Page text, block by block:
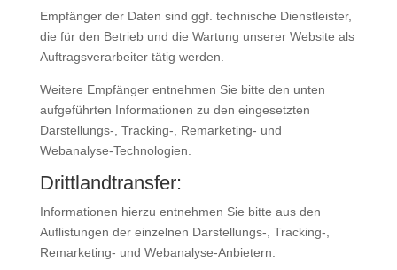
Empfänger der Daten sind ggf. technische Dienstleister,
die für den Betrieb und die Wartung unserer Website als
Auftragsverarbeiter tätig werden.
Weitere Empfänger entnehmen Sie bitte den unten
aufgeführten Informationen zu den eingesetzten
Darstellungs-, Tracking-, Remarketing- und
Webanalyse-Technologien.
Drittlandtransfer:
Informationen hierzu entnehmen Sie bitte aus den
Auflistungen der einzelnen Darstellungs-, Tracking-,
Remarketing- und Webanalyse-Anbietern.